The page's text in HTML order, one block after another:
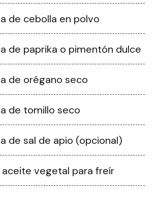
de cebolla en polvo
de paprika o pimentón dulce
de orégano seco
de tomillo seco
de sal de apio (opcional)
aceite vegetal para freír